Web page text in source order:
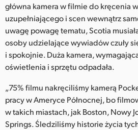
główna kamera w filmie do kręcenia
uzupełniającego i scen wewnątrz
uwagę powagę tematu, Scotia
osoby udzielające wywiadów czuły
i spokojnie. Duża kamera,
oświetlenia i sprzętu odpadała.
„75% filmu nakręciliśmy kamerą
pracy w Ameryce Północnej, bo
w takich miastach, jak Boston, Nowy
Springs. Śledziliśmy historie życia